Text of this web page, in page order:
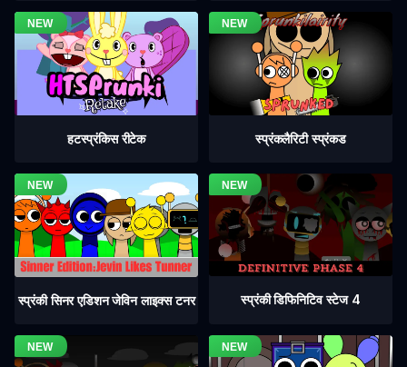
हटस्प्रंकिस रीटेक स्प्रंकलैरिटी स्प्रंकड
स्प्रंकी सिनर एडिशन जेविन लाइक्स टनर स्प्रंकी डिफिनिटिव स्टेज 4